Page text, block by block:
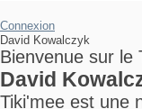
Connexion
David Kowalczyk
Bienvenue sur le
David
Tiki'mee est une